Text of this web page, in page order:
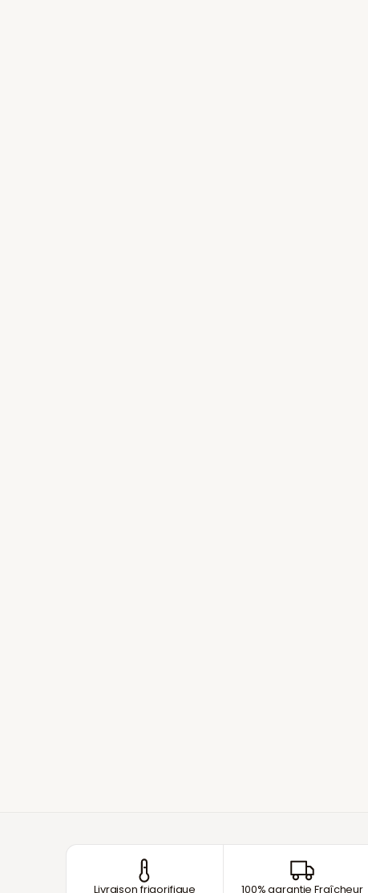
Livraison frigorifique
100% garantie Fraîcheur